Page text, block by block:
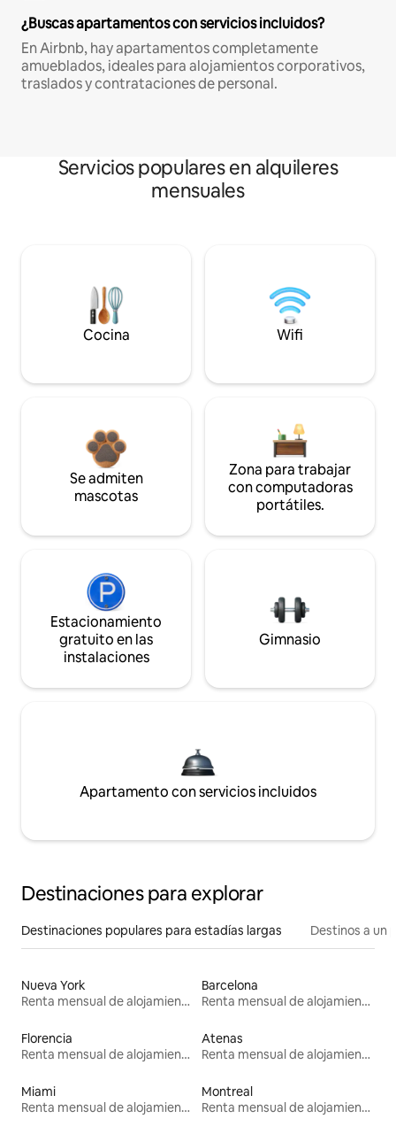
¿Buscas apartamentos con servicios incluidos?
En Airbnb, hay apartamentos completamente
amueblados, ideales para alojamientos corporativos,
traslados y contrataciones de personal.
Servicios populares en alquileres
mensuales
Cocina Wifi
Se admiten
mascotas
Zona para trabajar
con computadoras
portátiles.
Estacionamiento
gratuito en las
instalaciones
Gimnasio
Apartamento con servicios incluidos
Destinaciones para explorar
Destinaciones populares para estadías largas Destinos a un
Nueva York
Renta mensual de alojamientos
Barcelona
Renta mensual de alojamientos
Florencia
Renta mensual de alojamientos
Atenas
Renta mensual de alojamientos
Miami
Renta mensual de alojamientos
Montreal
Renta mensual de alojamientos